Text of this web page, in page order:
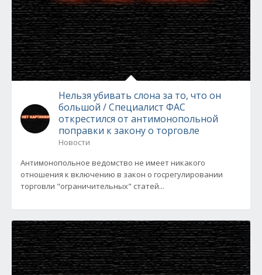
Нельзя убивать слона за то, что он
большой / Специалист ФАС
открестился от антимонопольной
поправки к закону о торговле
Новости
Антимонопольное ведомство не имеет никакого
отношения к включению в закон о госрегулировании
торговли "ограничительных" статей...